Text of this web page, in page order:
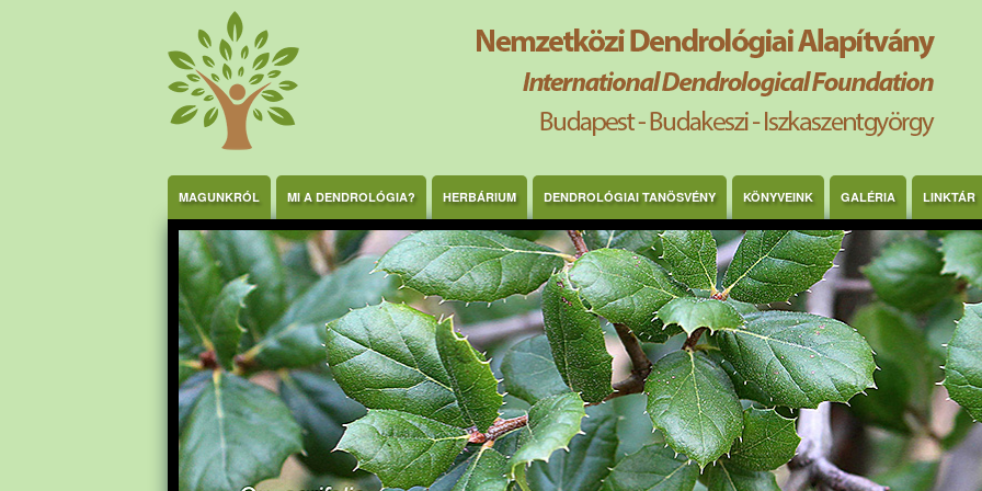
MAGUNKRÓL MI A DENDROLÓGIA? HERBÁRIUM DENDROLÓGIAI TANÖSVÉNY KÖNYVEINK GALÉRIA LINKTÁR